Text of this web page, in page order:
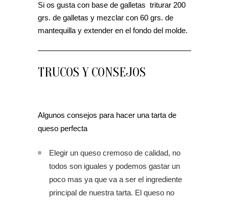
Si os gusta con base de galletas triturar 200
grs. de galletas y mezclar con 60 grs. de
mantequilla y extender en el fondo del molde.
TRUCOS Y CONSEJOS
Algunos consejos para hacer una tarta de
queso perfecta
Elegir un queso cremoso de calidad, no
todos son iguales y podemos gastar un
poco mas ya que va a ser el ingrediente
principal de nuestra tarta. El queso no